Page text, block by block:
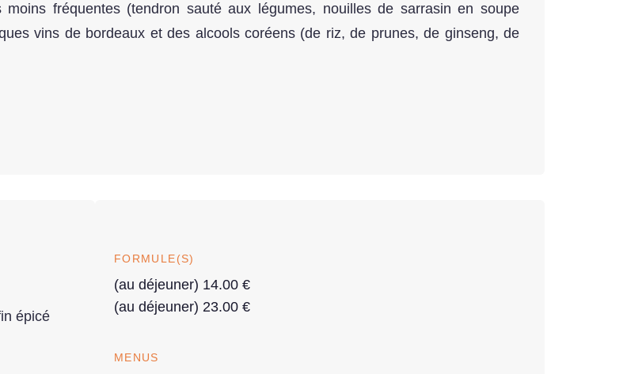
fréquentes (tendron sauté aux légumes, nouilles de sarrasin en soupe
vins de bordeaux et des alcools coréens (de riz, de prunes, de ginseng, de
épicé
FORMULE(S)
(au déjeuner) 14.00 €
(au déjeuner) 23.00 €
MENUS